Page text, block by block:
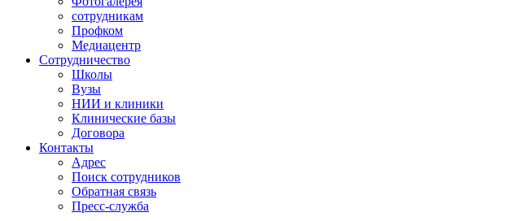
сотрудникам
Профком
Медиацентр
Сотрудничество
Школы
Вузы
НИИ и клиники
Клинические базы
Договора
Контакты
Адрес
Поиск сотрудников
Обратная связь
Пресс-служба